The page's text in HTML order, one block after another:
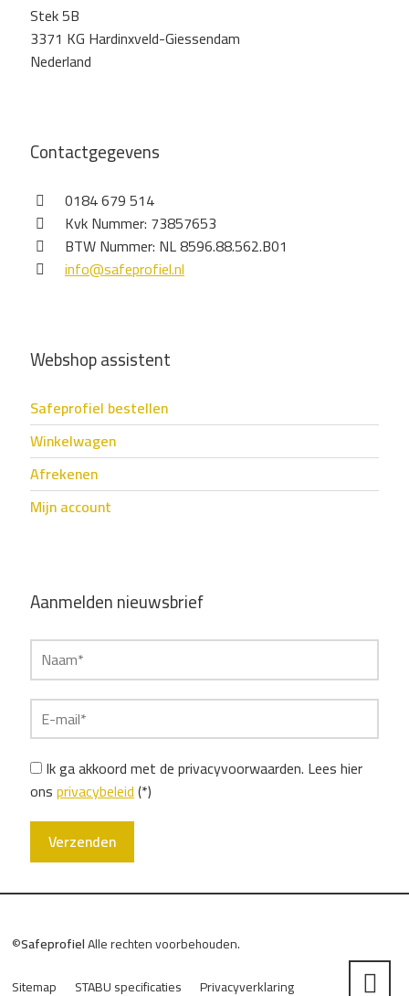
Stek 5B
3371 KG Hardinxveld-Giessendam
Nederland
Contactgegevens
0184 679 514
Kvk Nummer: 73857653
BTW Nummer: NL 8596.88.562.B01
info@safeprofiel.nl
Webshop assistent
Safeprofiel bestellen
Winkelwagen
Afrekenen
Mijn account
Aanmelden nieuwsbrief
Ik ga akkoord met de privacyvoorwaarden. Lees hier
onsprivacybeleid(*)
©SafeprofielAlle rechten voorbehouden.
Sitemap
STABU specificaties Privacyverklaring